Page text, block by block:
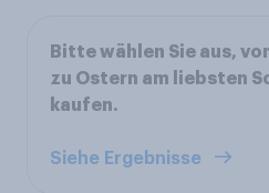
Bitte wählen Sie aus,
zu Ostern am liebsten
kaufen.
Siehe Ergebnisse